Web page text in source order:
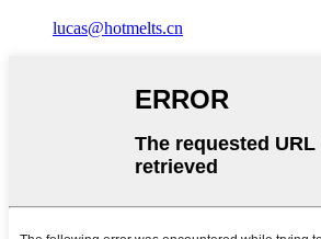
lucas@hotmelts.cn